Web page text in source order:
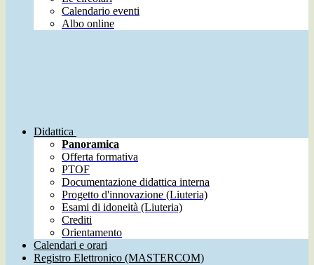
Calendario eventi
Albo online
Didattica
Panoramica
Offerta formativa
PTOF
Documentazione didattica interna
Progetto d'innovazione (Liuteria)
Esami di idoneità (Liuteria)
Crediti
Orientamento
Calendari e orari
Registro Elettronico (MASTERCOM)